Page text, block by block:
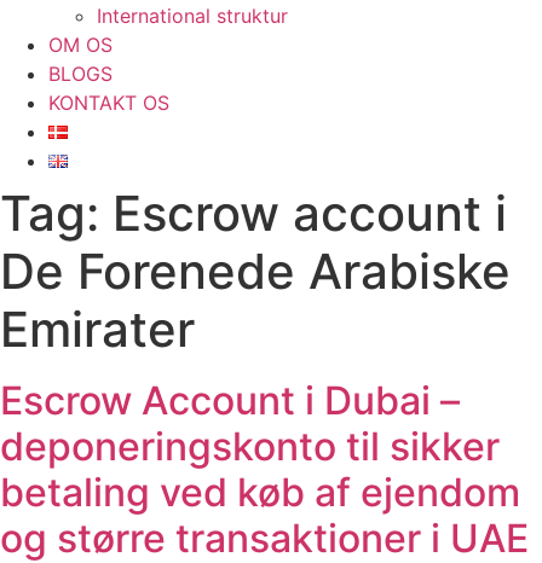
International struktur
OM OS
BLOGS
KONTAKT OS
Tag: Escrow account i
De Forenede Arabiske
Emirater
Escrow Account i Dubai –
deponeringskonto til sikker
betaling ved køb af ejendom
og større transaktioner i UAE